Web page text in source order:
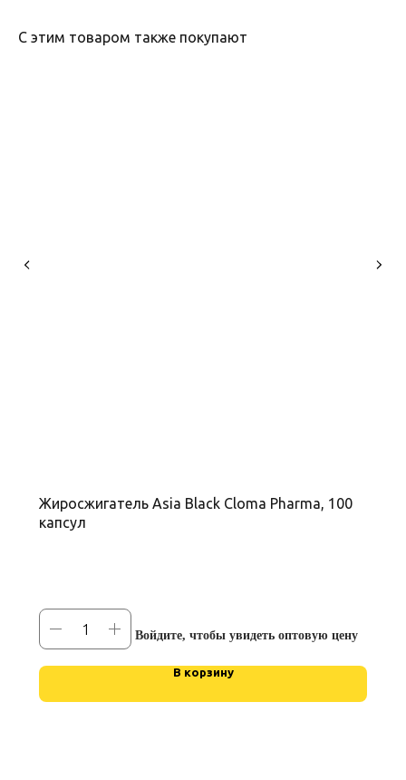
С этим товаром также покупают
Жиросжигатель Asia Black Cloma Pharma, 100
капсул
Войдите, чтобы увидеть оптовую цену
В корзину